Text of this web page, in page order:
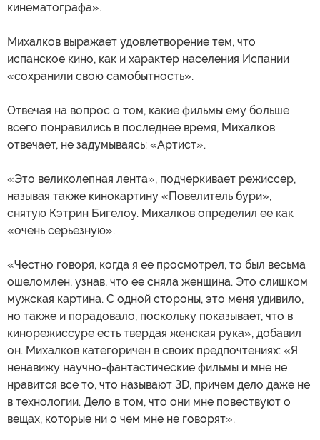
кинематографа».
Михалков выражает удовлетворение тем, что
испанское кино, как и характер населения Испании
«сохранили свою самобытность».
Отвечая на вопрос о том, какие фильмы ему больше
всего понравились в последнее время, Михалков
отвечает, не задумываясь: «Артист».
«Это великолепная лента», подчеркивает режиссер,
называя также кинокартину «Повелитель бури»,
снятую Кэтрин Бигелоу. Михалков определил ее как
«очень серьезную».
«Честно говоря, когда я ее просмотрел, то был весьма
ошеломлен, узнав, что ее сняла женщина. Это слишком
мужская картина. С одной стороны, это меня удивило,
но также и порадовало, поскольку показывает, что в
кинорежиссуре есть твердая женская рука», добавил
он. Михалков категоричен в своих предпочтениях: «Я
ненавижу научно-фантастические фильмы и мне не
нравится все то, что называют 3D, причем дело даже не
в технологии. Дело в том, что они мне повествуют о
вещах, которые ни о чем мне не говорят».